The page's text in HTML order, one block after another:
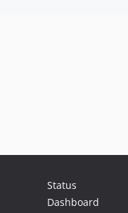
Status
Dashboard